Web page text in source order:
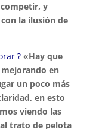
y
la ilusión de
?«Hay que
en
un poco más
en esto
viendo las
trato de pelota